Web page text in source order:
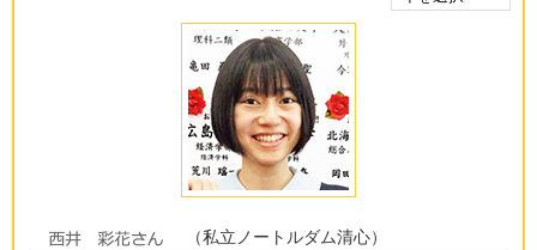
（私立ノートルダム清心）